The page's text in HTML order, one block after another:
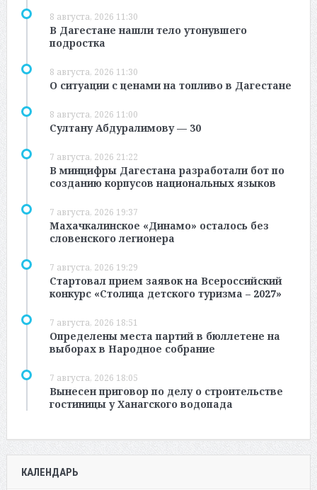
8 августа, 2026 11:30
В Дагестане нашли тело утонувшего
подростка
8 августа, 2026 11:30
О ситуации с ценами на топливо в Дагестане
8 августа, 2026 11:00
Султану Абдуралимову — 30
7 августа, 2026 21:22
В минцифры Дагестана разработали бот по
созданию корпусов национальных языков
7 августа, 2026 19:37
Махачкалинское «Динамо» осталось без
словенского легионера
7 августа, 2026 19:29
Стартовал прием заявок на Всероссийский
конкурс «Столица детского туризма – 2027»
7 августа, 2026 18:51
Определены места партий в бюллетене на
выборах в Народное собрание
7 августа, 2026 18:05
Вынесен приговор по делу о строительстве
гостиницы у Ханагского водопада
КАЛЕНДАРЬ